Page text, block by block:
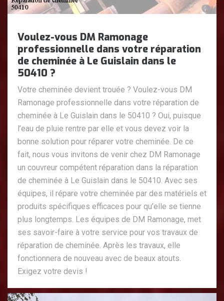
Voulez-vous DM Ramonage
professionnelle dans votre réparation
de cheminée à Le Guislain dans le
50410 ?
Votre cheminée devient trouée ? Voulez-vous DM
Ramonage professionnelle dans votre réparation de
cheminée à Le Guislain dans le 50410 ? Oui, puisque
l’eau de pluie rentre par elle et vous devez voir la
bonne solution pour réparer votre cheminée. De ce
fait, nous vous invitons de venir chez DM Ramonage
un couvreur compétent réparation dans la réparation
de cheminée à Le Guislain dans le 50410. Avec ses
équipes, il répare votre cheminée par des matériels et
produits spécifiques efficaces pour qu’elle se tienne
plus longtemps. Les équipes de DM Ramonage, met
ses savoir-faire à votre service pour vos travaux de
réparation de cheminée. Après les travaux, elle
fonctionnera de nouveau avec de beaux atouts.
Exigez votre devis !